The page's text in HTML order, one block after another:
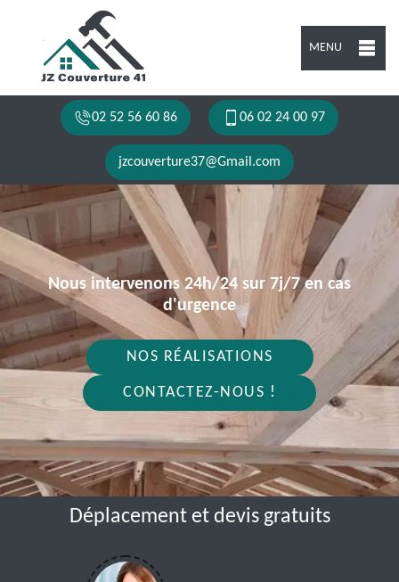
MENU
02 52 56 60 86 06 02 24 00 97
jzcouverture37@Gmail.com
Nous intervenons 24h/24 sur 7j/7 en cas
d'urgence
NOS RÉALISATIONS
CONTACTEZ-NOUS !
Déplacement et devis gratuits